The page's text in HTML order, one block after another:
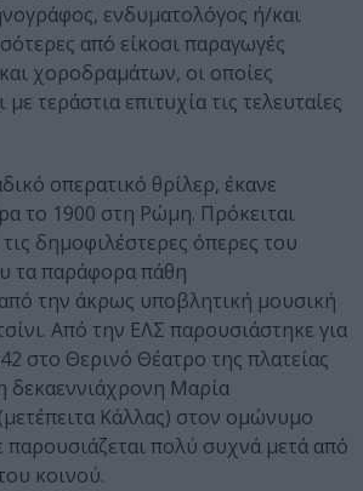
ενδυματολόγος ή/και
από είκοσι παραγωγές
χοροδραμάτων, οι οποίες
τεράστια επιτυχία τις τελευταίες
οπερατικό θρίλερ, έκανε
το 1900 στη Ρώμη. Πρόκειται
τις δημοφιλέστερες όπερες του
τα παράφορα πάθη
την άκρως υποβλητική μουσική
Από την ΕΛΣ παρουσιάστηκε για
στο Θερινό Θέατρο της πλατείας
δεκαεννιάχρονη Μαρία
Κάλλας) στον ομώνυμο
παρουσιάζεται πολύ συχνά μετά από
κοινού.